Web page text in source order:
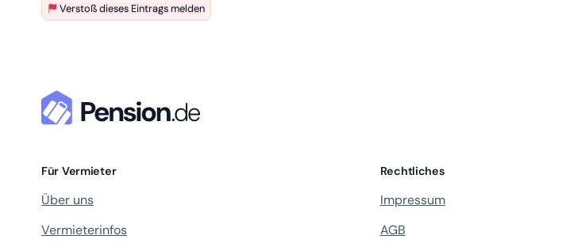
Verstoß dieses Eintrags melden
Für Vermieter
Über uns
Vermieterinfos
Rechtliches
Impressum
AGB